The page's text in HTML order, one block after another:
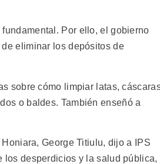
Por ello, el gobierno
eliminar los depósitos de
sobre cómo limpiar latas,
o baldes. También enseñó a
George Titiulu, dijo a IPS
los desperdicios y la salud pública,